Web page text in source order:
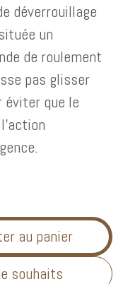
déverrouillage
un
de roulement
pas glisser
que le
au panier
souhaits